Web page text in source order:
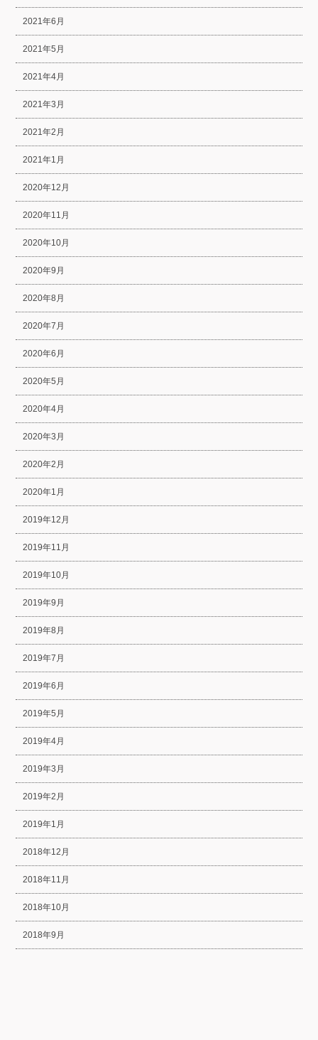
2021年6月
2021年5月
2021年4月
2021年3月
2021年2月
2021年1月
2020年12月
2020年11月
2020年10月
2020年9月
2020年8月
2020年7月
2020年6月
2020年5月
2020年4月
2020年3月
2020年2月
2020年1月
2019年12月
2019年11月
2019年10月
2019年9月
2019年8月
2019年7月
2019年6月
2019年5月
2019年4月
2019年3月
2019年2月
2019年1月
2018年12月
2018年11月
2018年10月
2018年9月